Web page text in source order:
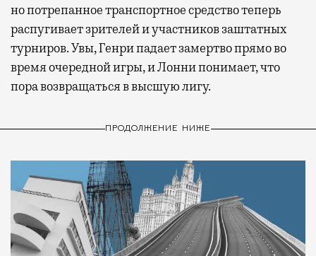
но потрепанное транспортное средство теперь
распугивает зрителей и участников заштатных
турниров. Увы, Генри падает замертво прямо во
время очередной игры, и Лонни понимает, что
пора возвращаться в высшую лигу.
ПРОДОЛЖЕНИЕ НИЖЕ